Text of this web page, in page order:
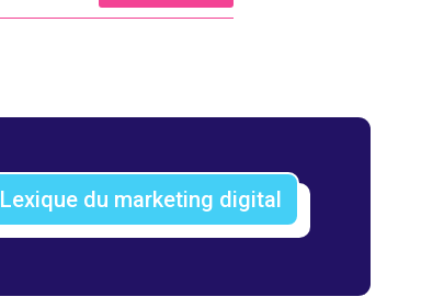
Lexique du marketing digital